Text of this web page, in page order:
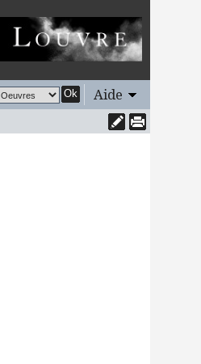
Ok Aide